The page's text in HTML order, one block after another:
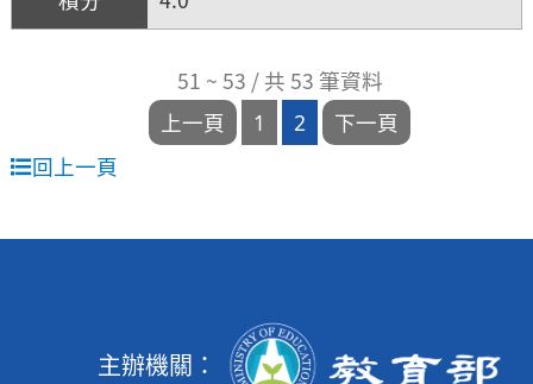
51 ~ 53 / 共 53 筆資料
回上一頁
主辦機關：